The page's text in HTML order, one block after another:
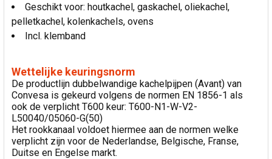
Geschikt voor: houtkachel, gaskachel, oliekachel,
pelletkachel, kolenkachels, ovens
Incl. klemband
Wettelijke keuringsnorm
De productlijn dubbelwandige kachelpijpen (Avant) van
Convesa is gekeurd volgens de normen EN 1856-1 als
ook de verplicht T600 keur: T600-N1-W-V2-
L50040/05060-G(50)
Het rookkanaal voldoet hiermee aan de normen welke
verplicht zijn voor de Nederlandse, Belgische, Franse,
Duitse en Engelse markt.